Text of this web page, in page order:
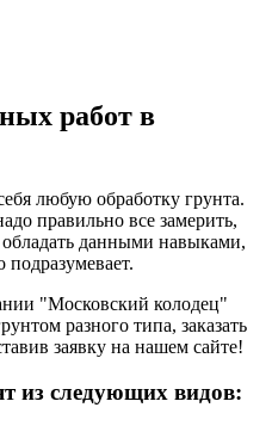
работ в
любую обработку грунта.
правильно все замерить,
обладать данными навыками,
подразумевает.
"Московский колодец"
разного типа, заказать
заявку на нашем сайте!
из следующих видов: